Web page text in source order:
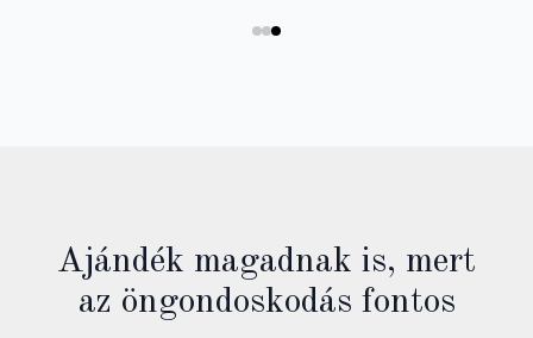
Ajándék magadnak is, mert
az öngondoskodás fontos